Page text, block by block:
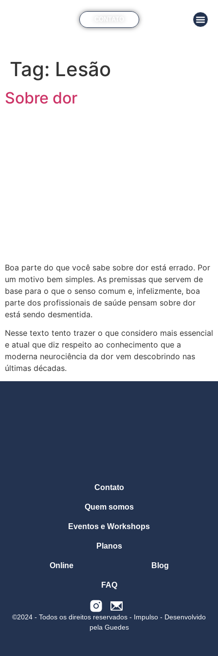
CONTATO
Tag: Lesão
Sobre dor
Boa parte do que você sabe sobre dor está errado. Por
um motivo bem simples. As premissas que servem de
base para o que o senso comum e, infelizmente, boa
parte dos profissionais de saúde pensam sobre dor
está sendo desmentida.
Nesse texto tento trazer o que considero mais essencial
e atual que diz respeito ao conhecimento que a
moderna neurociência da dor vem descobrindo nas
últimas décadas.
Contato
Quem somos
Eventos e Workshops
Planos
Online Blog
FAQ
©2024 - Todos os direitos reservados - Impulso - Desenvolvido
pela Guedes